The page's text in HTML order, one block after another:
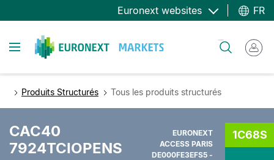
au
principal
Euronext websites FR
Toggle navigation
Produits Structurés Tous les produits structurés
CAC40
7924TCIOPENS
EURONEXT
ACCESS PARIS
DE000FE3EFS5 -
1C68S